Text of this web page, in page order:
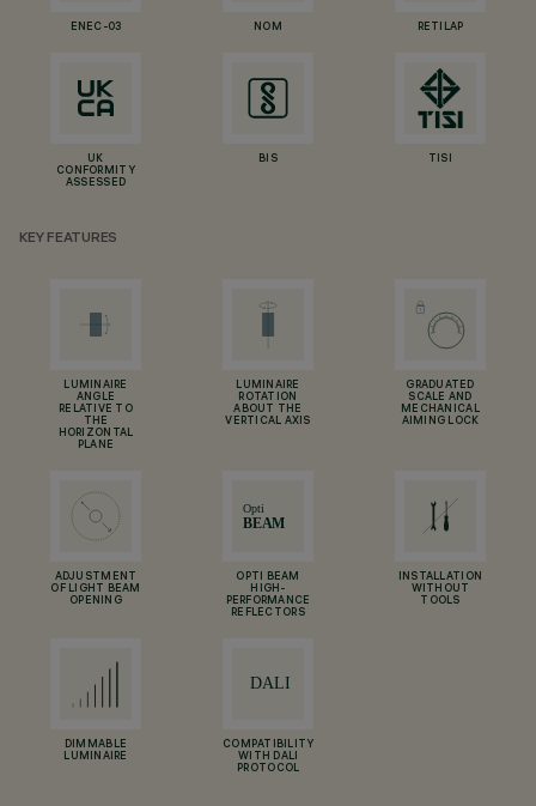
ENEC-03 NOM RETILAP
UK
CONFORMITY
ASSESSED
BIS TISI
KEY FEATURES
LUMINAIRE
ANGLE
RELATIVE TO
THE
HORIZONTAL
PLANE
LUMINAIRE
ROTATION
ABOUT THE
VERTICAL AXIS
GRADUATED
SCALE AND
MECHANICAL
AIMING LOCK
ADJUSTMENT
OF LIGHT BEAM
OPENING
OPTI BEAM
HIGH-
PERFORMANCE
REFLECTORS
INSTALLATION
WITHOUT
TOOLS
DIMMABLE
LUMINAIRE
COMPATIBILITY
WITH DALI
PROTOCOL